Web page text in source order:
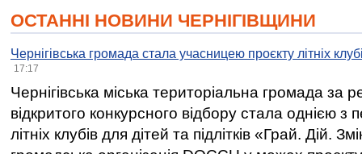
ОСТАННІ НОВИНИ ЧЕРНІГІВЩИНИ
Чернігівська громада стала учасницею проєкту літніх
17:17
Чернігівська міська територіальна громада за
відкритого конкурсного відбору стала однією
літніх клубів для дітей та підлітків «Грай. Дій.